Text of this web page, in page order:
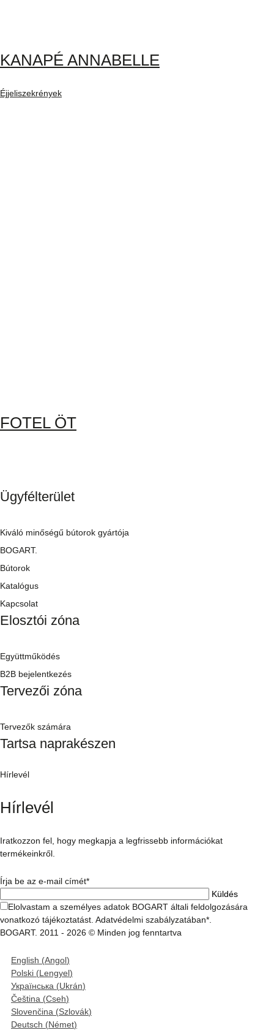
KANAPÉ ANNABELLE
Éjjeliszekrények
FOTEL ÖT
Ügyfélterület
Kiváló minőségű bútorok gyártója
BOGART.
Bútorok
Katalógus
Kapcsolat
Elosztói zóna
Együttműködés
B2B bejelentkezés
Tervezői zóna
Tervezők számára
Tartsa naprakészen
Hírlevél
Hírlevél
Iratkozzon fel, hogy megkapja a legfrissebb információkat
termékeinkről.
Írja be az e-mail címét*
Elolvastam a személyes adatok BOGART általi feldolgozására
vonatkozó tájékoztatást. Adatvédelmi szabályzatában*.
BOGART. 2011 - 2026 © Minden jog fenntartva
English (Angol)
Polski (Lengyel)
Українська (Ukrán)
Čeština (Cseh)
Slovenčina (Szlovák)
Deutsch (Német)